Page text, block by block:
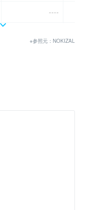
----
----
※参照元：NOKIZAL